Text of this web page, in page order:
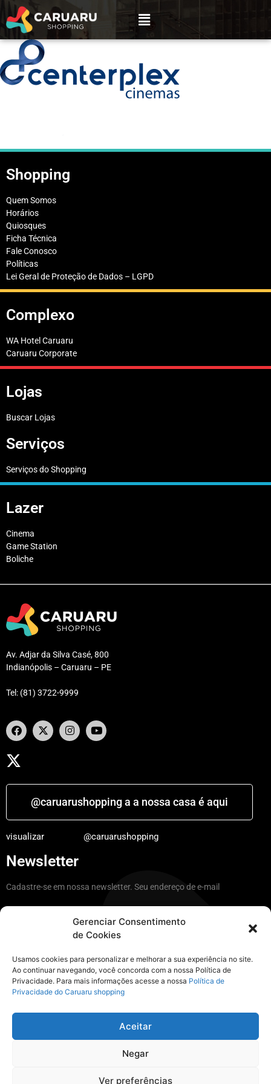
Gerenciar Consentimento
de Cookies
Usamos cookies para personalizar e melhorar a sua experiência no site.
Ao continuar navegando, você concorda com a nossa Política de
Privacidade. Para mais informações acesse a nossa Política de
Privacidade do Caruaru shopping
Aceitar
Negar
Ver preferências
Shopping
Quem Somos
Horários
Quiosques
Ficha Técnica
Fale Conosco
Políticas
Lei Geral de Proteção de Dados – LGPD
Complexo
WA Hotel Caruaru
Caruaru Corporate
Lojas
Buscar Lojas
Serviços
Serviços do Shopping
Lazer
Cinema
Game Station
Boliche
Av. Adjar da Silva Casé, 800
Indianópolis – Caruaru – PE
Tel: (81) 3722-9999
@caruarushopping a a nossa casa é aqui
visualizar @caruarushopping
Newsletter
Cadastre-se em nossa newsletter. Seu endereço de e-mail
Ficar por dentro
Instagram
@caruarushopping a nossa casa é aqui
@caruarushopping